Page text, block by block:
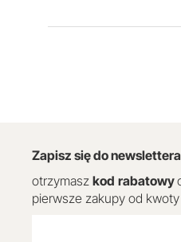
Zapisz się do newslettera
otrzymasz kod rabatowy
pierwsze zakupy od kwoty